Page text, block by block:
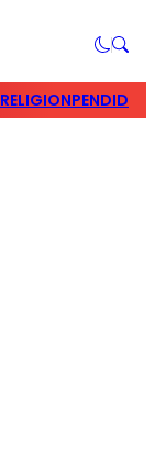
RELIGION